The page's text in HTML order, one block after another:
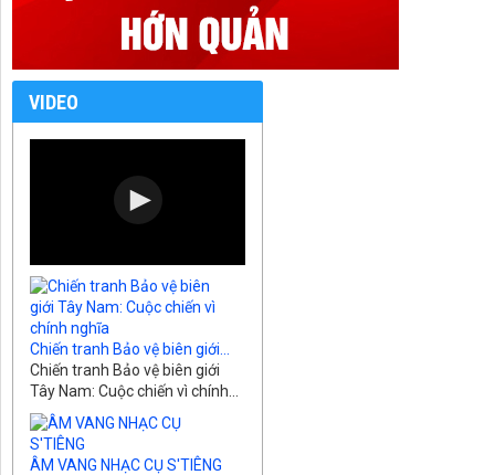
VIDEO
Chiến tranh Bảo vệ biên giới...
Chiến tranh Bảo vệ biên giới
Tây Nam: Cuộc chiến vì chính...
ÂM VANG NHẠC CỤ S'TIÊNG